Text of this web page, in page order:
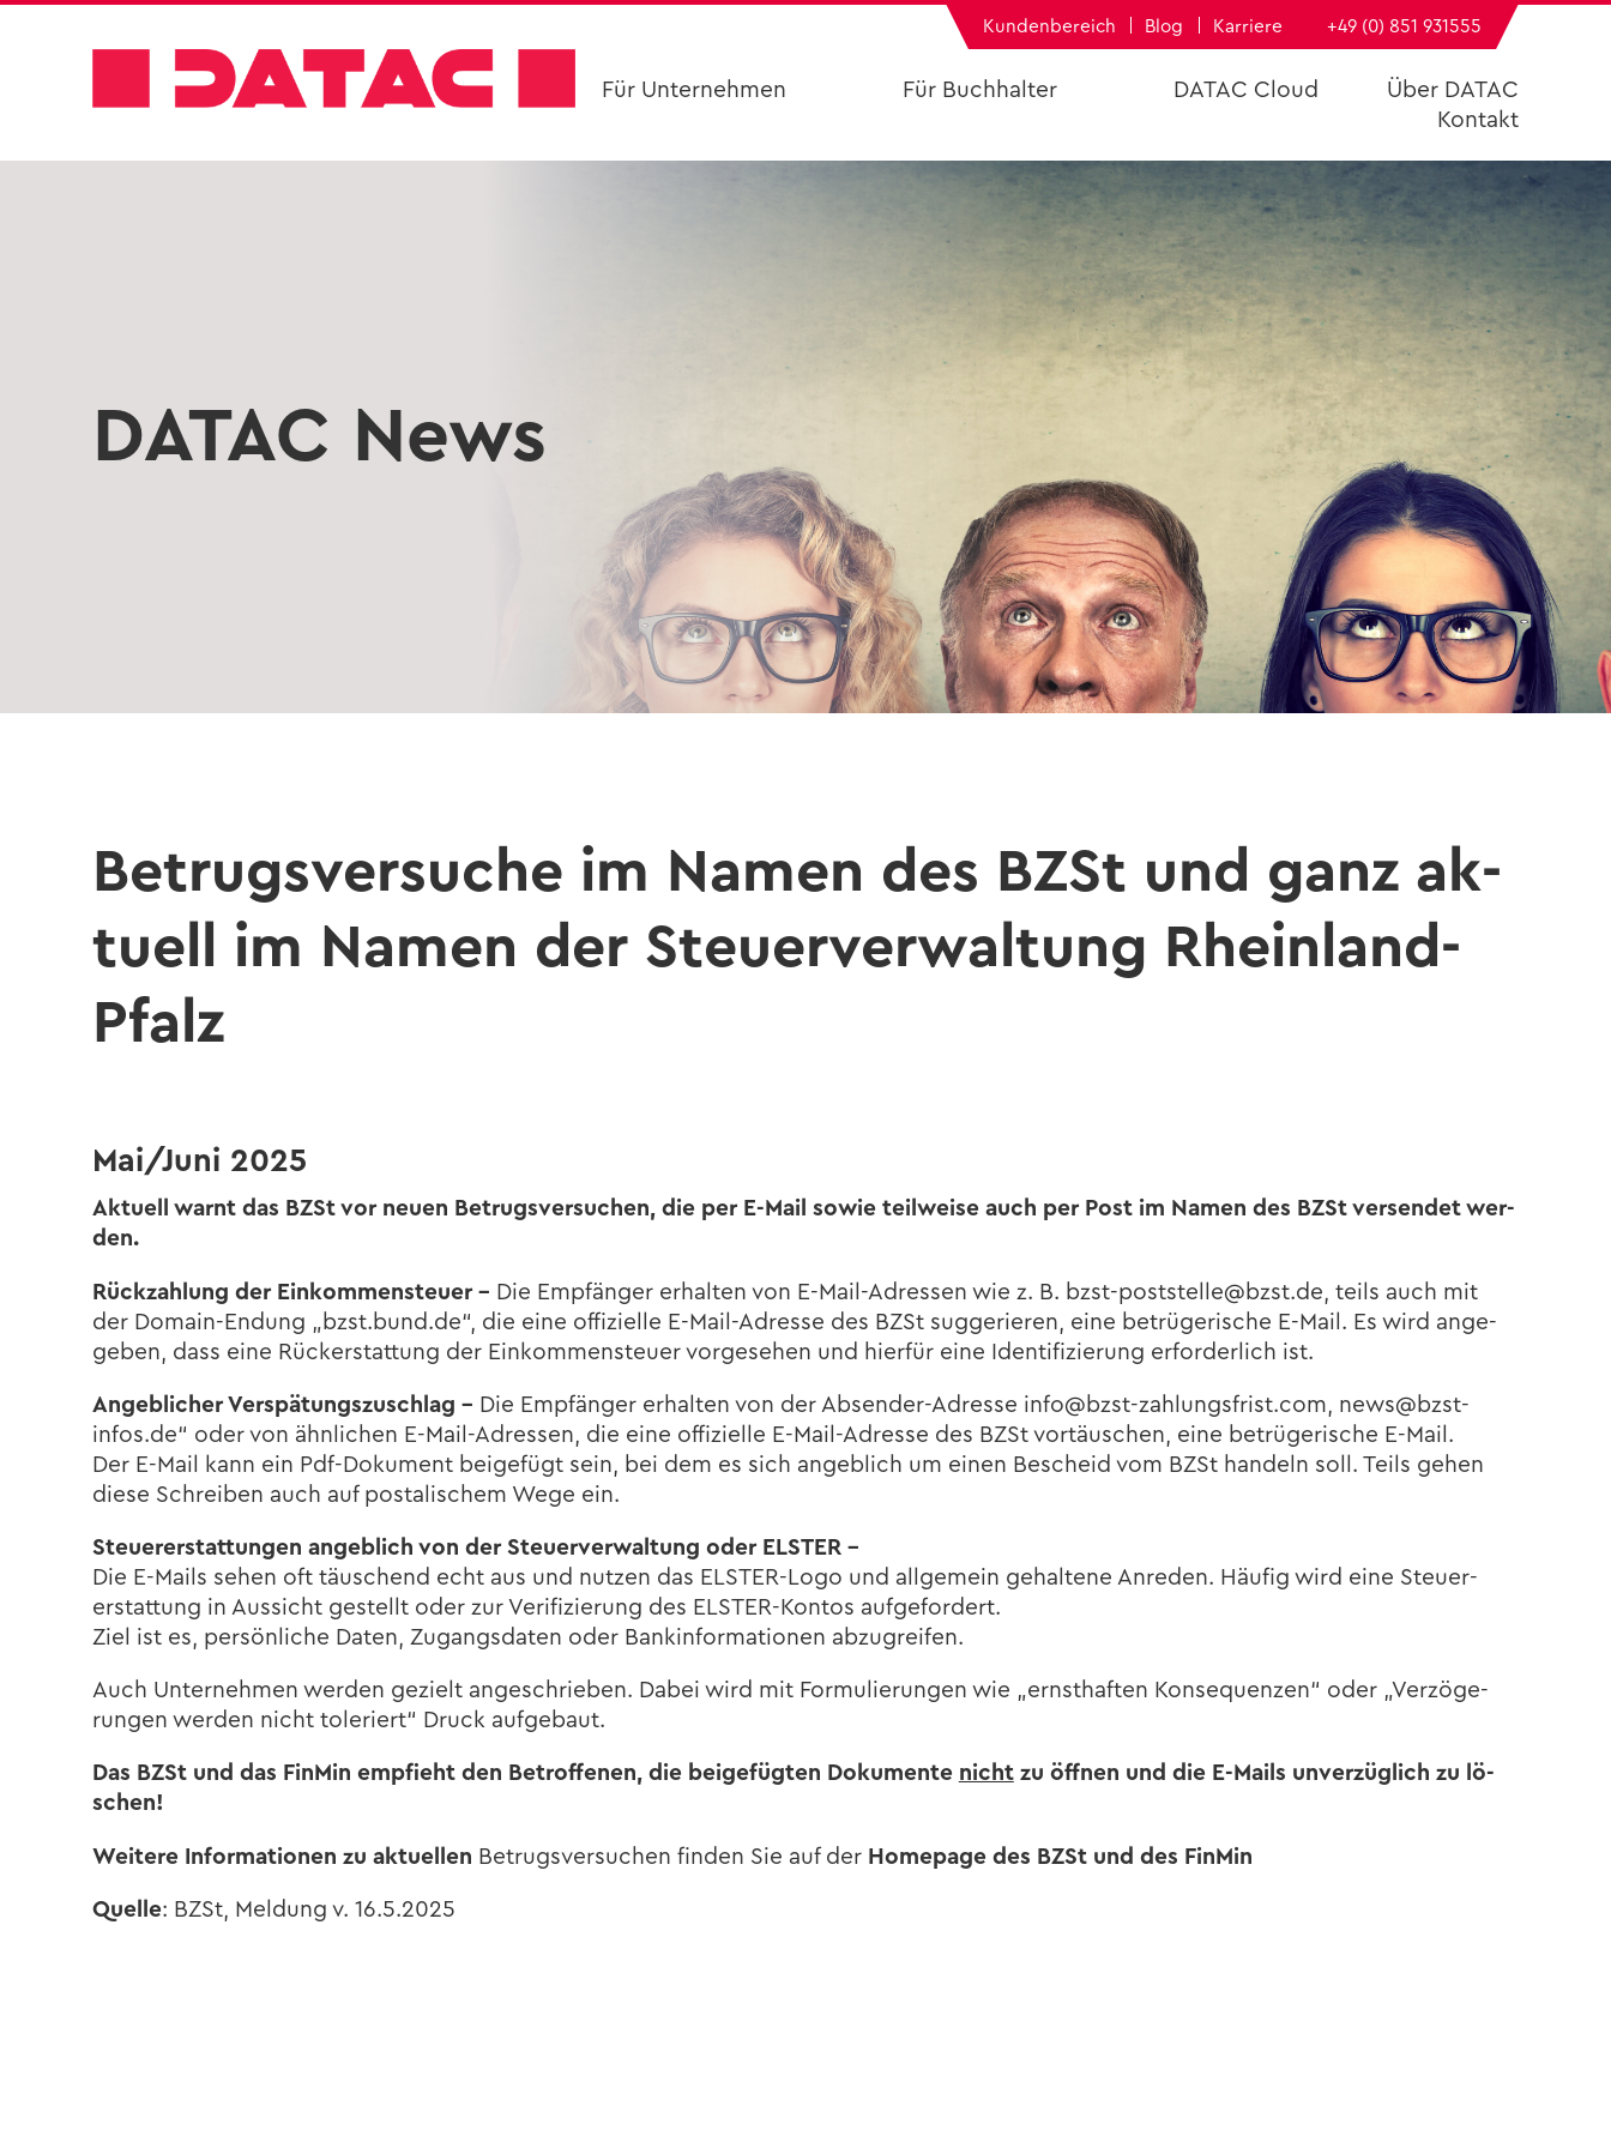
Kun­den­be­reich Blog Kar­rie­re +49 (0) 851 931555
Für Un­ter­neh­men
Buch­hal­tung out­sour­cen
Für Buch­hal­ter
Be­stehen­des Buch­füh­rungs­bü­ro
DATAC Soft­ware
In­fo­pa­ket an­for­dern
DATAC Cloud
Über DATAC
Kon­takt
DATAC News
Be­trugs­ver­su­che im Namen des BZSt und ganz ak­
tu­ell im Namen der Steu­er­ver­wal­tung Rheinland-​
Pfalz
Mai/Juni 2025
Ak­tu­ell warnt das BZSt vor neuen Be­trugs­ver­su­chen, die per E-​Mail sowie teil­wei­se auch per Post im Namen des BZSt ver­sen­det wer­
den.
Rück­zah­lung der Ein­kom­men­steu­er – Die Emp­fän­ger er­hal­ten von E-​Mail-Adressen wie z. B. bzst-​poststelle@bzst.de, teils auch mit
der Domain-​Endung „bzst.bund.de“, die eine of­fi­zi­el­le E-​Mail-Adresse des BZSt sug­ge­rie­ren, eine be­trü­ge­ri­sche E-​Mail. Es wird an­ge­
ge­ben, dass eine Rück­erstat­tung der Ein­kom­men­steu­er vor­ge­se­hen und hier­für eine Iden­ti­fi­zie­rung er­for­der­lich ist.
An­geb­li­cher Ver­spä­tungs­zu­schlag – Die Emp­fän­ger er­hal­ten von der Absender-​Adresse info@bzst-​zahlungsfrist.com, news@bzst-​
infos.de“ oder von ähn­li­chen E-​Mail-Adressen, die eine of­fi­zi­el­le E-​Mail-Adresse des BZSt vor­täu­schen, eine be­trü­ge­ri­sche E-​Mail.
Der E-​Mail kann ein Pdf-​Dokument bei­gefügt sein, bei dem es sich an­geb­lich um einen Be­scheid vom BZSt han­deln soll. Teils gehen
diese Schrei­ben auch auf pos­ta­li­schem Wege ein.
Steu­er­erstat­tun­gen an­geb­lich von der Steu­er­ver­wal­tung oder ELS­TER –
Die E-​Mails sehen oft täu­schend echt aus und nut­zen das ELSTER-​Logo und all­ge­mein ge­hal­te­ne An­re­den. Häu­fig wird eine Steu­er­
erstat­tung in Aus­sicht ge­stellt oder zur Ve­ri­fi­zie­rung des ELSTER-​Kontos auf­ge­for­dert.
Ziel ist es, per­sön­li­che Daten, Zu­gangs­da­ten oder Bank­in­for­ma­tio­nen ab­zu­grei­fen.
Auch Un­ter­neh­men wer­den ge­zielt an­ge­schrie­ben. Dabei wird mit For­mu­lie­run­gen wie „ernst­haf­ten Kon­se­quen­zen“ oder „Ver­zö­ge­
run­gen wer­den nicht to­le­riert“ Druck auf­ge­baut.
Das BZSt und das Fin­Min emp­fieht den Be­trof­fe­nen, die bei­gefüg­ten Do­ku­men­te nichtzu öff­nen und die E-​Mails un­ver­züg­lich zu lö­
schen!
Wei­te­re In­for­ma­tio­nen zu ak­tu­el­len Be­trugs­ver­su­chen fin­den Sie auf der Home­page des BZSt und des Fin­Min
Quel­le: BZSt, Mel­dung v. 16.5.2025